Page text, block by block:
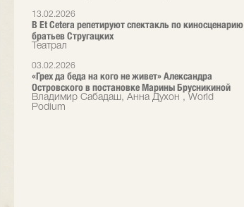
13.02.2026
В Et Cetera репетируют спектакль по киносценарию
братьев Стругацких
Театрал
03.02.2026
«Грех да беда на кого не живет» Александра
Островского в постановке Марины Брусникиной
Владимир Сабадаш, Анна Духон , World
Podium